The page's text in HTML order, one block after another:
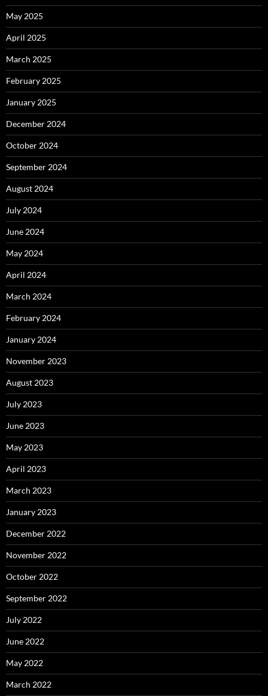
May 2025
April 2025
March 2025
February 2025
January 2025
December 2024
October 2024
September 2024
August 2024
July 2024
June 2024
May 2024
April 2024
March 2024
February 2024
January 2024
November 2023
August 2023
July 2023
June 2023
May 2023
April 2023
March 2023
January 2023
December 2022
November 2022
October 2022
September 2022
July 2022
June 2022
May 2022
March 2022